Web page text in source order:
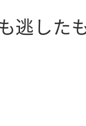
逃した